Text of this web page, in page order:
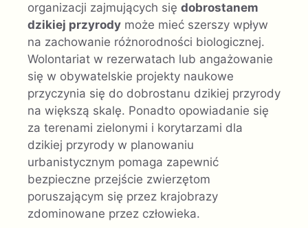
organizacji zajmujących się dobrostanem
dzikiej przyrody może mieć szerszy wpływ
na zachowanie różnorodności biologicznej.
Wolontariat w rezerwatach lub angażowanie
się w obywatelskie projekty naukowe
przyczynia się do dobrostanu dzikiej przyrody
na większą skalę. Ponadto opowiadanie się
za terenami zielonymi i korytarzami dla
dzikiej przyrody w planowaniu
urbanistycznym pomaga zapewnić
bezpieczne przejście zwierzętom
poruszającym się przez krajobrazy
zdominowane przez człowieka.